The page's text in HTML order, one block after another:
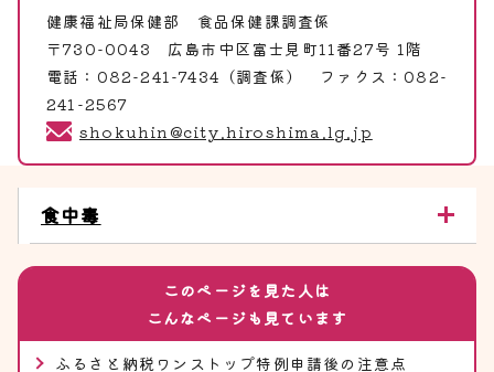
健康福祉局保健部 食品保健課調査係
〒730-0043 広島市中区富士見町11番27号 1階
電話：082-241-7434（調査係） ファクス：082-
241-2567
shokuhin@city.hiroshima.lg.jp
食中毒
このページを見た人は
こんなページも見ています
ふるさと納税ワンストップ特例申請後の注意点